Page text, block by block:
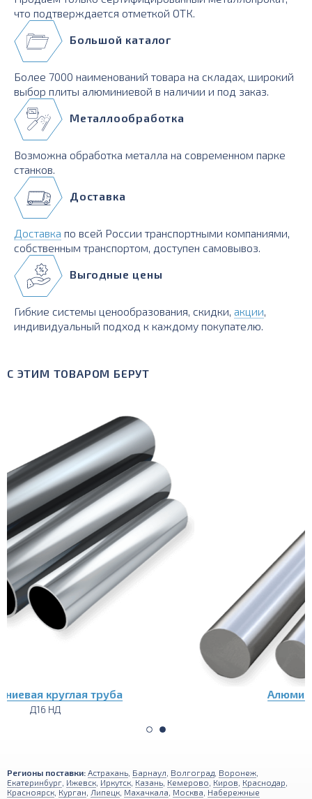
что подтверждается отметкой ОТК.
Большой каталог
Более 7000 наименований товара на складах, широкий
выбор плиты алюминиевой в наличии и под заказ.
Металлообработка
Возможна обработка металла на современном парке
станков.
Доставка
Доставка по всей России транспортными компаниями,
собственным транспортом, доступен самовывоз.
Выгодные цены
Гибкие системы ценообразования, скидки, акции,
индивидуальный подход к каждому покупателю.
С ЭТИМ ТОВАРОМ БЕРУТ
Алюминиевый пруток (круг)
Регионы поставки: Астрахань Барнаул Волгоград Воронеж
Екатеринбург Ижевск Иркутск Казань Кемерово Киров Краснодар
Красноярск Курган Липецк Махачкала Москва Набережные